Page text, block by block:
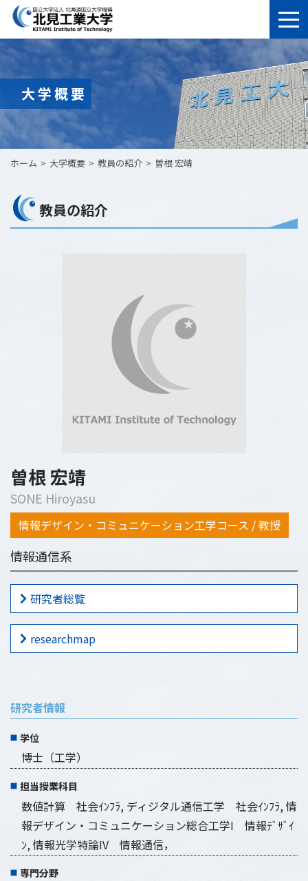
大学概要
ホーム 大学概要 教員の紹介 曽根 宏靖
教員の紹介
曽根 宏靖
SONE Hiroyasu
情報デザイン・コミュニケーション工学コース / 教授
情報通信系
研究者総覧
researchmap
研究者情報
学位
博士（工学）
担当授業科目
数値計算 社会ｲﾝﾌﾗ, ディジタル通信工学 社会ｲﾝﾌﾗ, 情
報デザイン・コミュニケーション総合工学I 情報ﾃﾞｻﾞｲ
ﾝ, 情報光学特論IV 情報通信，
専門分野